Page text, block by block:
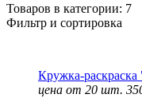
Товаров в категории: 7
Фильтр и сортировка
Кружка-
цена от 20 шт.